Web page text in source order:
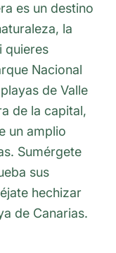
es un destino
la
quieres
Nacional
de Valle
de la capital,
un amplio
Sumérgete
sus
hechizar
de Canarias.